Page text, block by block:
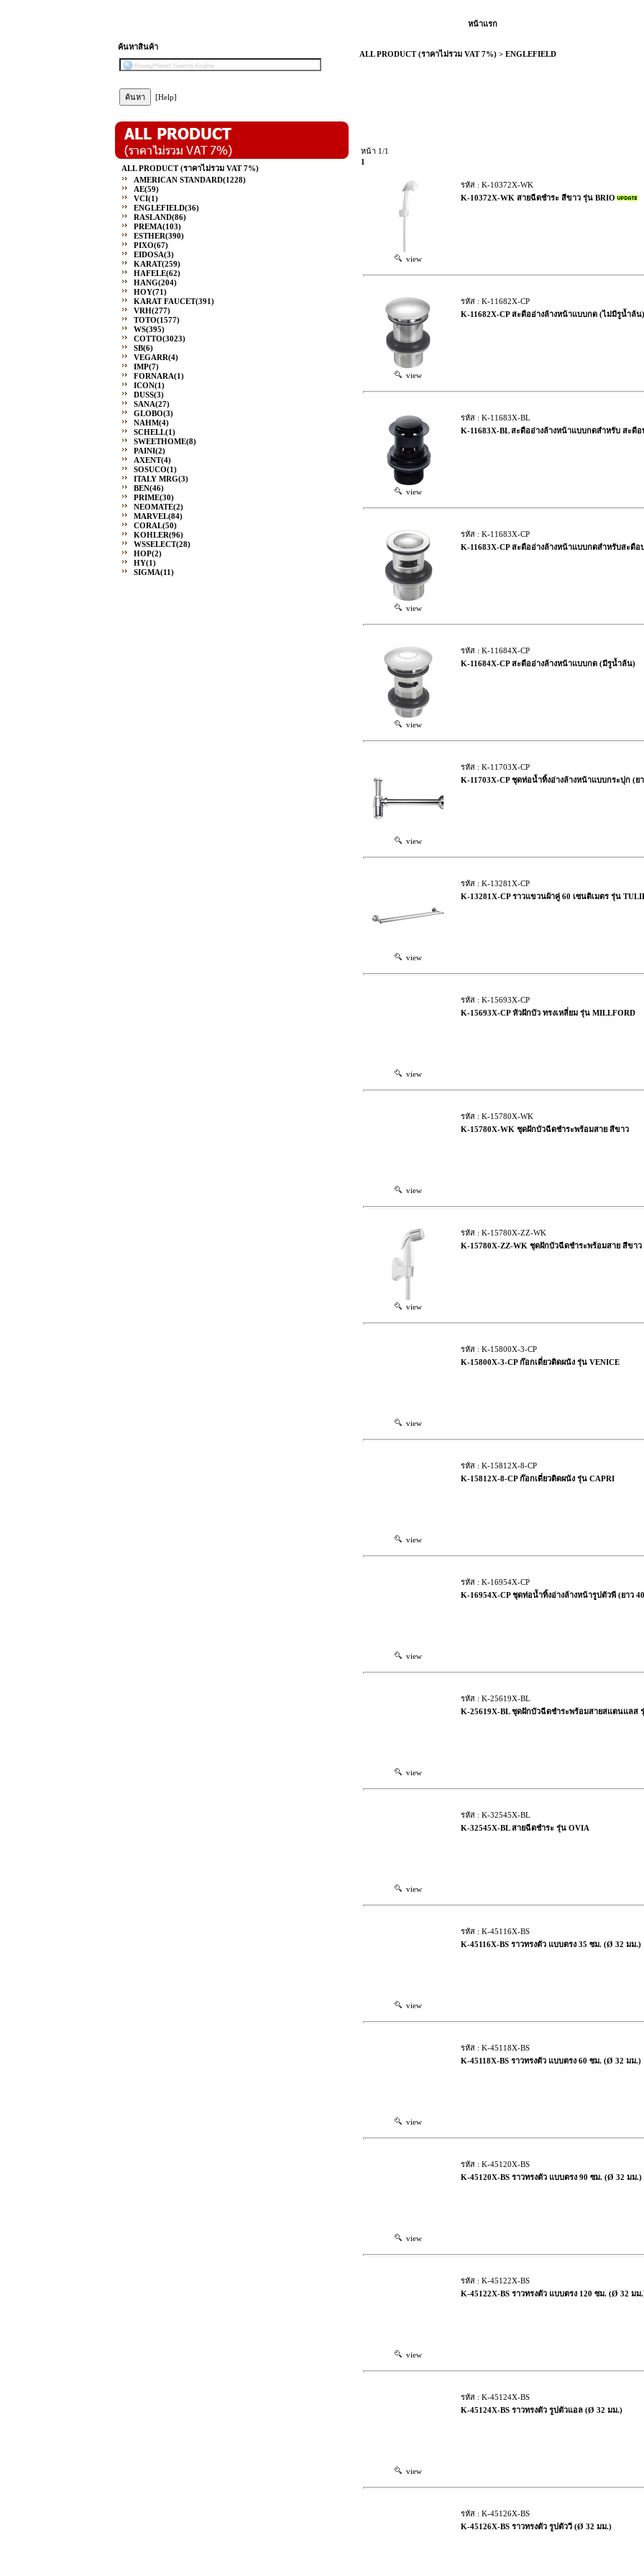
หน้าแรก
ค้นหาสินค้า
[Help]
ALL PRODUCT (ราคาไม่รวม VAT 7%)
AMERICAN STANDARD(1228)
AE(59)
VCI(1)
ENGLEFIELD(36)
RASLAND(86)
PREMA(103)
ESTHER(390)
PIXO(67)
EIDOSA(3)
KARAT(259)
HAFELE(62)
HANG(204)
HOY(71)
KARAT FAUCET(391)
VRH(277)
TOTO(1577)
WS(395)
COTTO(3023)
SB(6)
VEGARR(4)
IMP(7)
FORNARA(1)
ICON(1)
DUSS(3)
SANA(27)
GLOBO(3)
NAHM(4)
SCHELL(1)
SWEETHOME(8)
PAINI(2)
AXENT(4)
SOSUCO(1)
ITALY MRG(3)
BEN(46)
PRIME(30)
NEOMATE(2)
MARVEL(84)
CORAL(50)
KOHLER(96)
WSSELECT(28)
HOP(2)
HY(1)
SIGMA(11)
ALL PRODUCT (ราคาไม่รวม VAT 7%) > ENGLEFIELD
หน้า 1/1
1
view
รหัส : K-10372X-WK
K-10372X-WK สายฉีดชำระ สีขาว รุ่น BRIO
view
รหัส : K-11682X-CP
K-11682X-CP สะดืออ่างล้างหน้าแบบกด (ไม่มีรูน้ำล้น)
view
รหัส : K-11683X-BL
K-11683X-BL สะดืออ่างล้างหน้าแบบกดสำหรับ สะดื
view
รหัส : K-11683X-CP
K-11683X-CP สะดืออ่างล้างหน้าแบบกดสำหรับสะดือ
view
รหัส : K-11684X-CP
K-11684X-CP สะดืออ่างล้างหน้าแบบกด (มีรูน้ำล้น)
view
รหัส : K-11703X-CP
K-11703X-CP ชุดท่อน้ำทิ้งอ่างล้างหน้าแบบกระปุก (ย
view
รหัส : K-13281X-CP
K-13281X-CP ราวแขวนผ้าคู่ 60 เซนติเมตร รุ่น
view
รหัส : K-15693X-CP
K-15693X-CP หัวฝักบัว ทรงเหลี่ยม รุ่น MILLFORD
view
รหัส : K-15780X-WK
K-15780X-WK ชุดฝักบัวฉีดชำระพร้อมสาย สีขาว
view
รหัส : K-15780X-ZZ-WK
K-15780X-ZZ-WK ชุดฝักบัวฉีดชำระพร้อมสาย สีขาว
view
รหัส : K-15800X-3-CP
K-15800X-3-CP ก๊อกเดี่ยวติดผนัง รุ่น VENICE
view
รหัส : K-15812X-8-CP
K-15812X-8-CP ก๊อกเดี่ยวติดผนัง รุ่น CAPRI
view
รหัส : K-16954X-CP
K-16954X-CP ชุดท่อน้ำทิ้งอ่างล้างหน้ารูปตัวพี (ยาว
view
รหัส : K-25619X-BL
K-25619X-BL ชุดฝักบัวฉีดชำระพร้อมสายสแตนแลส
view
รหัส : K-32545X-BL
K-32545X-BL สายฉีดชำระ รุ่น OVIA
view
รหัส : K-45116X-BS
K-45116X-BS ราวทรงตัว แบบตรง 35 ซม. (Ø 32 มม.)
view
รหัส : K-45118X-BS
K-45118X-BS ราวทรงตัว แบบตรง 60 ซม. (Ø 32 มม.)
view
รหัส : K-45120X-BS
K-45120X-BS ราวทรงตัว แบบตรง 90 ซม. (Ø 32 มม.)
view
รหัส : K-45122X-BS
K-45122X-BS ราวทรงตัว แบบตรง 120 ซม. (Ø 32 มม
view
รหัส : K-45124X-BS
K-45124X-BS ราวทรงตัว รูปตัวแอล (Ø 32 มม.)
รหัส : K-45126X-BS
K-45126X-BS ราวทรงตัว รูปตัววี (Ø 32 มม.)